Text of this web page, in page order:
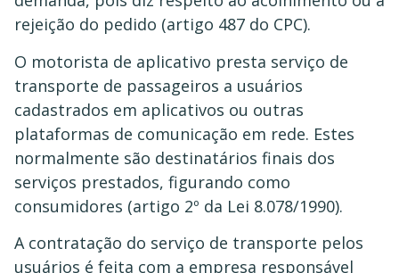
rejeição do pedido (artigo 487 do CPC).
O motorista de aplicativo presta serviço de
transporte de passageiros a usuários
cadastrados em aplicativos ou outras
plataformas de comunicação em rede. Estes
normalmente são destinatários finais dos
serviços prestados, figurando como
consumidores (artigo 2º da Lei 8.078/1990).
A contratação do serviço de transporte pelos
usuários é feita com a empresa responsável